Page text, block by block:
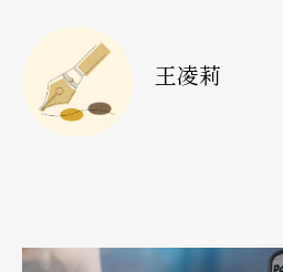
排都不離題，有些看似無關
接起來後，便都指向同一個
戲劇張力多過肢體探索
王凌莉